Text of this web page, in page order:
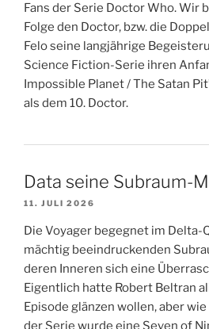
Fans der Serie Doctor Who. Wir
Folge den Doctor, bzw. die
Felo seine langjährige
Science Fiction-Serie ihren
Impossible Planet / The Satan
als dem 10. Doctor.
Data seine Subraum-
11. JULI 2026
Die Voyager begegnet im Delta-
mächtig beeindruckenden
deren Inneren sich eine
Eigentlich hatte Robert Beltran
Episode glänzen wollen, aber